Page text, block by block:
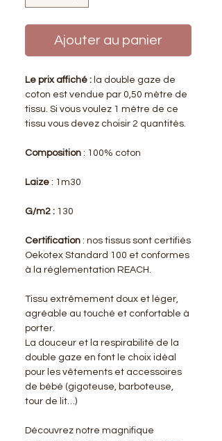
Ajouter au panier
Le prix affiché : la double gaze de
coton est vendue par 0,50 mètre de
tissu. Si vous voulez 1 mètre de ce
tissu vous devez choisir 2 quantités.
Composition : 100% coton
Laize : 1m30
G/m2 : 130
Certification : nos tissus sont certifiés
Oekotex Standard 100 et conformes
à la réglementation REACH.
Tissu extrêmement doux et léger,
agréable au touché et confortable à
porter.
La douceur et la respirabilité de la
double gaze en font le choix idéal
pour les vêtements et accessoires
de bébé (gigoteuse, barboteuse,
tour de lit…)
Découvrez notre magnifique